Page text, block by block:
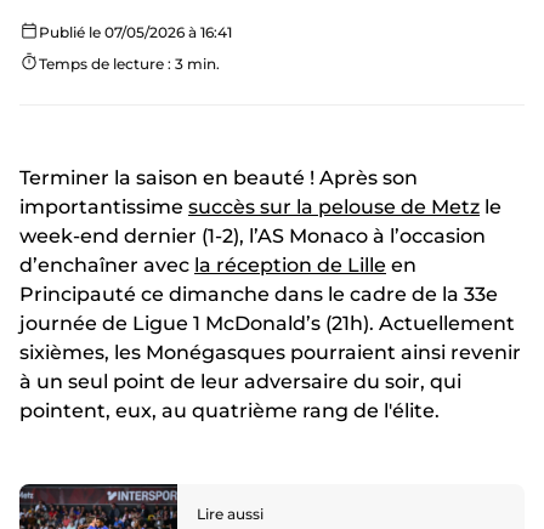
Publié le 07/05/2026 à 16:41
Temps de lecture : 3 min.
Terminer la saison en beauté ! Après son
importantissime succès sur la pelouse de Metz le
week-end dernier (1-2), l’AS Monaco à l’occasion
d’enchaîner avec la réception de Lille en
Principauté ce dimanche dans le cadre de la 33e
journée de Ligue 1 McDonald’s (21h). Actuellement
sixièmes, les Monégasques pourraient ainsi revenir
à un seul point de leur adversaire du soir, qui
pointent, eux, au quatrième rang de l'élite.
Lire aussi